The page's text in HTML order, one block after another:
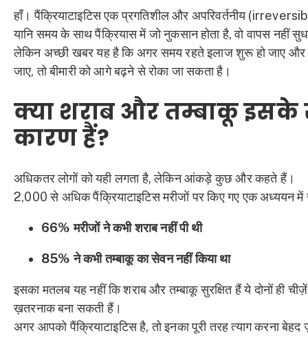
हाँ। पैंक्रियाटाइटिस एक प्रगतिशील और अपरिवर्तनीय
यानि समय के साथ पैंक्रियास में जो नुकसान होता है, वो वापस नहीं
लेकिन अच्छी खबर यह है कि अगर समय रहते इलाज शुरू हो जाए और
जाए, तो बीमारी को आगे बढ़ने से रोका जा सकता है।
क्या शराब और तम्बाकू
कारण हैं?
अधिकतर लोगों को यही लगता है, लेकिन आंकड़े कुछ और कहते हैं।
2,000 से अधिक पैंक्रियाटाइटिस मरीजों पर किए गए एक अध्ययन में
66% मरीजों ने कभी शराब नहीं पी थी
85% ने कभी तम्बाकू का सेवन नहीं किया था
इसका मतलब यह नहीं कि शराब और तम्बाकू सुरक्षित हैं ये दोनों ही चीज़ें
ख़तरनाक बना सकती हैं।
अगर आपको पैंक्रियाटाइटिस है, तो इनका पूरी तरह त्याग करना